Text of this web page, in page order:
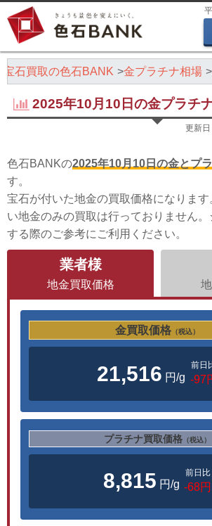
宝石買取の色石BANK 金プラチナ相場
2025年10月10日の金プラチ
更新日
色石BANKの2025年10月10日の金とプ
す。
宝石が付いた地金の買取価格になりま
い地金のみの買取は行っておりません
する際のご参考にご利用ください。
業者様
地金買取価格
金買取価格 （税込）
21,516 円/g
前日
-97
プラチナ買取価格 （税込）
8,815 円/g
前日比
-68円